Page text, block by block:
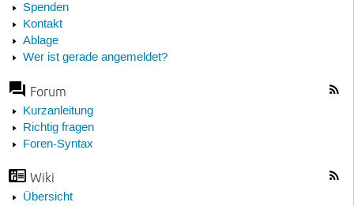
Spenden
Kontakt
Ablage
Wer ist gerade angemeldet?
Forum
Kurzanleitung
Richtig fragen
Foren-Syntax
Wiki
Übersicht